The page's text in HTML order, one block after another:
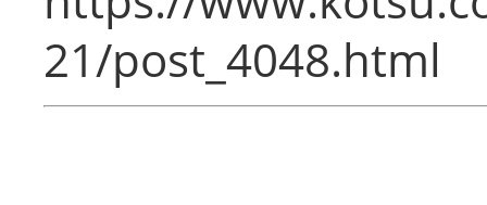
21/post_4048.html